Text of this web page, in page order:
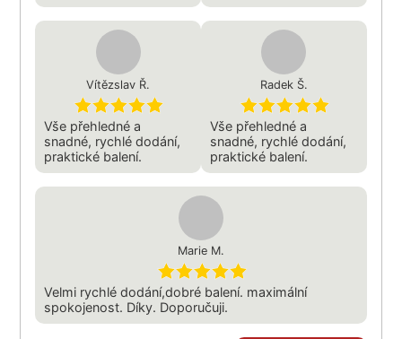
Vítězslav Ř.
Vše přehledné a
snadné, rychlé dodání,
praktické balení.
Radek Š.
Vše přehledné a
snadné, rychlé dodání,
praktické balení.
Marie M.
Velmi rychlé dodání,dobré balení. maximální
spokojenost. Díky. Doporučuji.